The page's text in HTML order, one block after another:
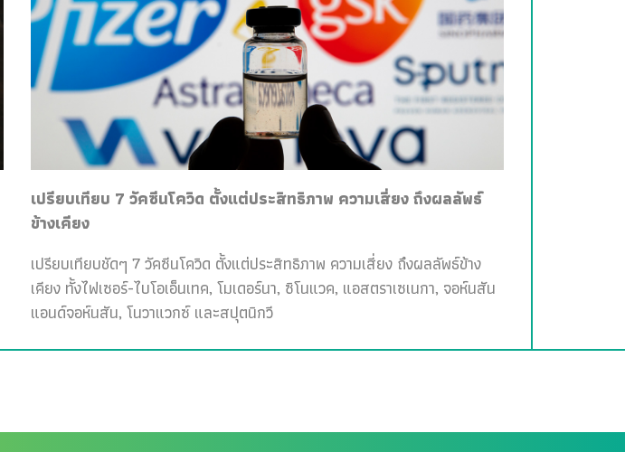
เปรียบเทียบ 7 วัคซีนโควิด ตั้งแต่ประสิทธิภาพ ความเสี่ยง ถึงผลลัพธ์
ข้างเคียง
เปรียบเทียบชัดๆ 7 วัคซีนโควิด ตั้งแต่ประสิทธิภาพ ความเสี่ยง ถึงผลลัพธ์ข้าง
เคียง ทั้งไฟเซอร์-ไบโอเอ็นเทค, โมเดอร์นา, ซิโนแวค, แอสตราเซเนกา, จอห์นสัน
แอนด์จอห์นสัน, โนวาแวกซ์ และสปุตนิกวี